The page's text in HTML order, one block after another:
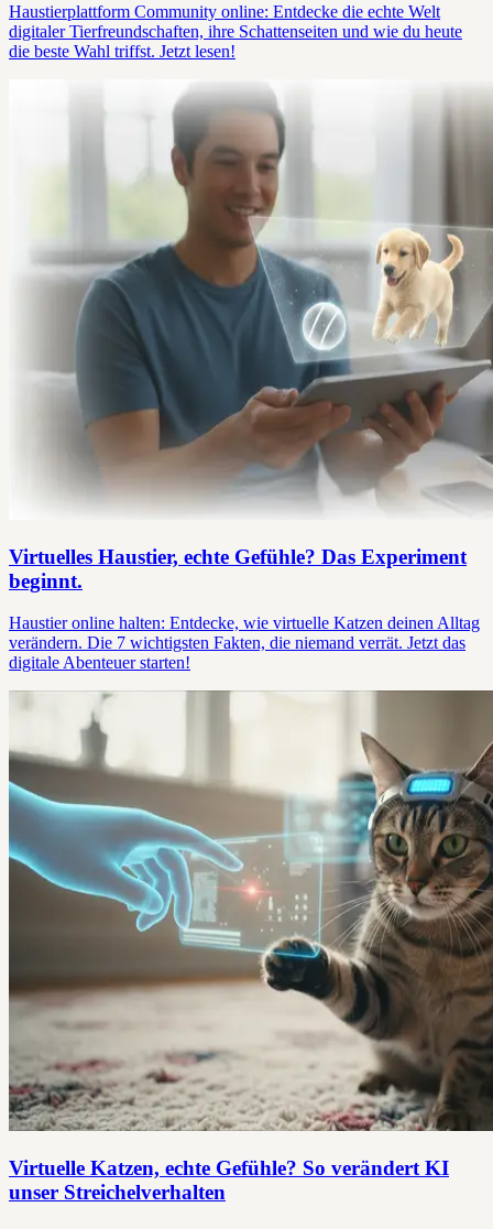
Haustierplattform Community online: Entdecke die echte Welt
digitaler Tierfreundschaften, ihre Schattenseiten und wie du heute
die beste Wahl triffst. Jetzt lesen!
Virtuelles Haustier, echte Gefühle? Das Experiment
beginnt.
Haustier online halten: Entdecke, wie virtuelle Katzen deinen Alltag
verändern. Die 7 wichtigsten Fakten, die niemand verrät. Jetzt das
digitale Abenteuer starten!
Virtuelle Katzen, echte Gefühle? So verändert KI
unser Streichelverhalten